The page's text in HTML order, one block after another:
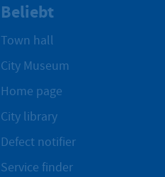
Beliebt
Town hall
City Museum
Home page
City library
Defect notifier
Service finder